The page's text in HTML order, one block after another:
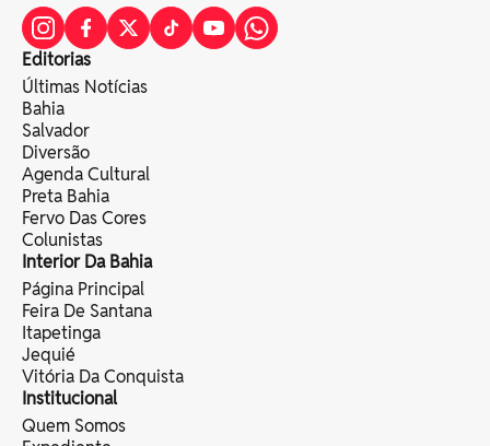
Editorias
Últimas Notícias
Bahia
Salvador
Diversão
Agenda Cultural
Preta Bahia
Fervo Das Cores
Colunistas
Interior Da Bahia
Página Principal
Feira De Santana
Itapetinga
Jequié
Vitória Da Conquista
Institucional
Quem Somos